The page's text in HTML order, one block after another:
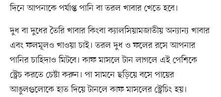
দিনে আপনাকে পর্যাপ্ত পানি বা তরল খাবার খেতে হবে।
দুধ বা দুধের তৈরি খাবার কিংবা ক্যালসিয়ামজাতীয় অন্যান্য খাবার
এবং ফলমূলও খাওয়া চাই। তরল দুধ ও ফলের রসে আপনার
পানির চাহিদাও মিটবে। কাফ মাসলে টান লাগলে এই পেশিকে
স্ট্রেচ করতে চেষ্টা করুন। পা সামনে ছড়িয়ে বসে পায়ের
আঙুলগুলোকে হাত দিয়ে টানলে কাফ মাসলের স্ট্রেচিং হয়।